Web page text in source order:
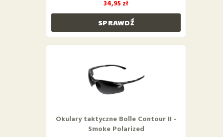
34,95 zł
SPRAWDŹ
Okulary taktyczne Bolle Contour II -
Smoke Polarized